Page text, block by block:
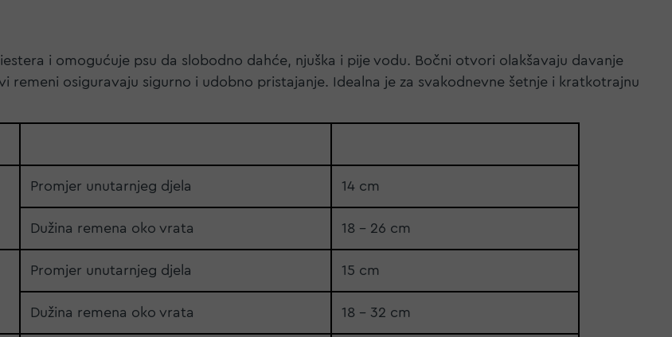
i omogućuje psu da slobodno dahće, njuška i pije vodu. Bočni otvori olakšavaju davanje
remeni osiguravaju sigurno i udobno pristajanje. Idealna je za svakodnevne šetnje i kratkotrajnu
Promjer unutarnjeg djela 14 cm
Dužina remena oko vrata 18 - 26 cm
Promjer unutarnjeg djela 15 cm
Dužina remena oko vrata 18 - 32 cm